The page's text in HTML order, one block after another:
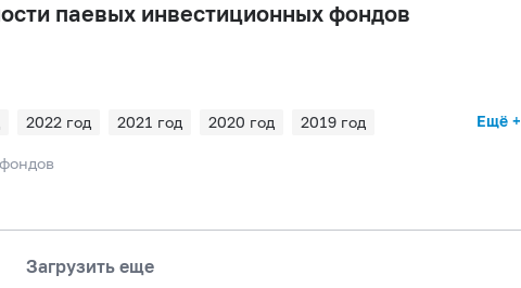
паевых инвестиционных фондов
2022 год 2021 год 2020 год
2019 год
Ещё +
Загрузить еще